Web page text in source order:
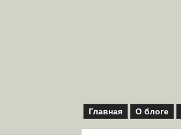
Главная О блоге